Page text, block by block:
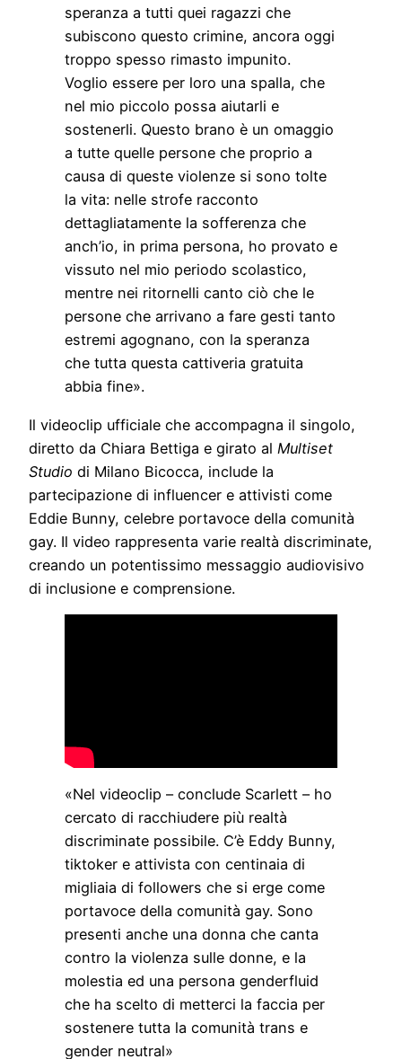
speranza a tutti quei ragazzi che
subiscono questo crimine, ancora oggi
troppo spesso rimasto impunito.
Voglio essere per loro una spalla, che
nel mio piccolo possa aiutarli e
sostenerli. Questo brano è un omaggio
a tutte quelle persone che proprio a
causa di queste violenze si sono tolte
la vita: nelle strofe racconto
dettagliatamente la sofferenza che
anch’io, in prima persona, ho provato e
vissuto nel mio periodo scolastico,
mentre nei ritornelli canto ciò che le
persone che arrivano a fare gesti tanto
estremi agognano, con la speranza
che tutta questa cattiveria gratuita
abbia fine».
Il videoclip ufficiale che accompagna il singolo,
diretto da Chiara Bettiga e girato al Multiset
Studio di Milano Bicocca, include la
partecipazione di influencer e attivisti come
Eddie Bunny, celebre portavoce della comunità
gay. Il video rappresenta varie realtà discriminate,
creando un potentissimo messaggio audiovisivo
di inclusione e comprensione.
«Nel videoclip – conclude Scarlett – ho
cercato di racchiudere più realtà
discriminate possibile. C’è Eddy Bunny,
tiktoker e attivista con centinaia di
migliaia di followers che si erge come
portavoce della comunità gay. Sono
presenti anche una donna che canta
contro la violenza sulle donne, e la
molestia ed una persona genderfluid
che ha scelto di metterci la faccia per
sostenere tutta la comunità trans e
gender neutral»